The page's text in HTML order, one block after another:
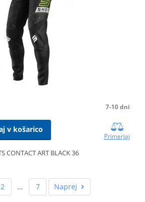
7-10 dni
v košarico
Primerjaj
CONTACT ART BLACK 36
2 … 7 Naprej